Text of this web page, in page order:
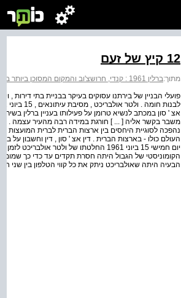
12 קיץ של זעם
מתוך:ברלין 1961 : קנדי, חרושצ'וב והמקום המסוכן ביותר בתבל
פועלי הבניין של בירתנו עסוקים בעיקר בבניית בתי דירות ,
משבר בקשר אליה [ ... ] חורגת במידה רבה מהעיר עצמה .
נהפכה לסוגיית היחסים בין ארצות הברית לברית
יום חמישי 15 ביוני 1961 החלטתו של
הקומוניסטי של הגבול היתה חסרת תקדים עד כדי כך
הבעיה היתה שאולבריכט ניתק את כל קווי הטלפון בין שני חלקי העיר עוד ב - . 1952